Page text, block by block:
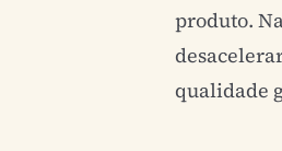
produto.
qualidade